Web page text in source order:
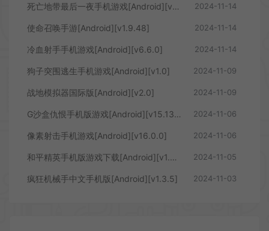
死亡地带最后一夜手机游戏[Android][v1.0.5] 2024-11-14
使命召唤手游[Android][v1.9.48] 2024-11-14
冷血射手手机游戏[Android][v6.6.0] 2024-11-14
狗子突围逃生手机游戏[Android][v1.0] 2024-11-09
战地模拟器国际版[Android][v2.0] 2024-11-09
G沙盒仇恨手机版游戏[Android][v15.13.19] 2024-11-06
像素射击手机游戏[Android][v16.0.0] 2024-11-06
和平精英手机版游戏下载[Android][v1.29.13] 2024-11-05
疯狂机械手中文手机版[Android][v1.3.5] 2024-11-03